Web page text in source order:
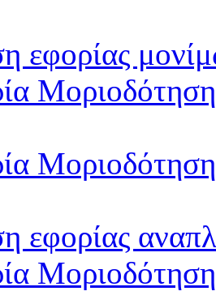
εφορίας
εφορίας